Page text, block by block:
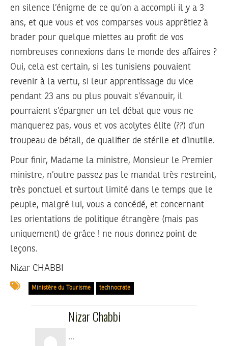
en silence l’énigme de ce qu’on a accompli il y a 3
ans, et que vous et vos comparses vous apprêtiez à
brader pour quelque miettes au profit de vos
nombreuses connexions dans le monde des affaires ?
Oui, cela est certain, si les tunisiens pouvaient
revenir à la vertu, si leur apprentissage du vice
pendant 23 ans ou plus pouvait s’évanouir, il
pourraient s’épargner un tel débat que vous ne
manquerez pas, vous et vos acolytes élite (??) d’un
troupeau de bétail, de qualifier de stérile et d’inutile.
Pour finir, Madame la ministre, Monsieur le Premier
ministre, n’outre passez pas le mandat très restreint,
très ponctuel et surtout limité dans le temps que le
peuple, malgré lui, vous a concédé, et concernant
les orientations de politique étrangère (mais pas
uniquement) de grâce ! ne nous donnez point de
leçons.
Nizar CHABBI
Ministère du Tourisme technocrate
Nizar Chabbi
...